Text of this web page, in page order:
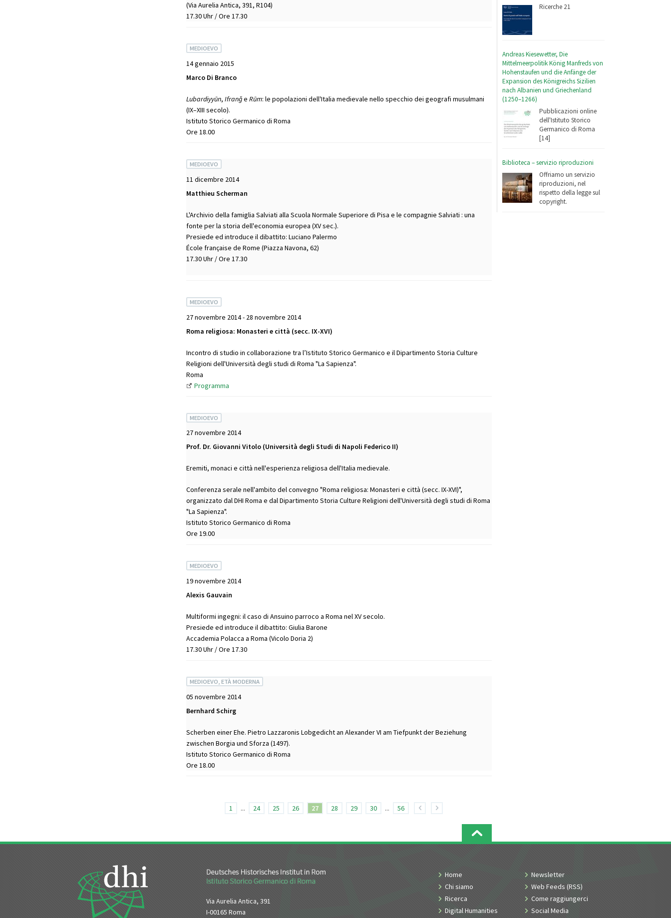
Ricerche 21
Andreas Kiesewetter, Die
Mittelmeerpolitik König Manfreds von
Hohenstaufen und die Anfänge der
Expansion des Königreichs Sizilien
nach Albanien und Griechenland
(1250–1266)
Pubblicazioni online
dell'Istituto Storico
Germanico di Roma
[14]
Biblioteca – servizio riproduzioni
Offriamo un servizio
riproduzioni, nel
rispetto della legge sul
copyright.
(Via Aurelia Antica, 391, R104)
17.30 Uhr / Ore 17.30
MEDIOEVO
14 gennaio 2015
Marco Di Branco
Lubardiyyūn, Ifranǧe Rūm: le popolazioni dell'Italia medievale nello specchio dei geografi musulmani
(IX–XIII secolo).
Istituto Storico Germanico di Roma
Ore 18.00
MEDIOEVO
11 dicembre 2014
Matthieu Scherman
L'Archivio della famiglia Salviati alla Scuola Normale Superiore di Pisa e le compagnie Salviati : una
fonte per la storia dell'economia europea (XV sec.).
Presiede ed introduce il dibattito: Luciano Palermo
École française de Rome (Piazza Navona, 62)
17.30 Uhr / Ore 17.30
MEDIOEVO
27 novembre 2014 - 28 novembre 2014
Roma religiosa: Monasteri e città (secc. IX-XVI)
Incontro di studio in collaborazione tra l’Istituto Storico Germanico e il Dipartimento Storia Culture
Religioni dell'Università degli studi di Roma "La Sapienza".
Roma
Programma
MEDIOEVO
27 novembre 2014
Prof. Dr. Giovanni Vitolo (Università degli Studi di Napoli Federico II)
Eremiti, monaci e città nell'esperienza religiosa dell'Italia medievale.
Conferenza serale nell'ambito del convegno "Roma religiosa: Monasteri e città (secc. IX-XVI)",
organizzato dal DHI Roma e dal Dipartimento Storia Culture Religioni dell'Università degli studi di Roma
"La Sapienza".
Istituto Storico Germanico di Roma
Ore 19.00
MEDIOEVO
19 novembre 2014
Alexis Gauvain
Multiformi ingegni: il caso di Ansuino parroco a Roma nel XV secolo.
Presiede ed introduce il dibattito: Giulia Barone
Accademia Polacca a Roma (Vicolo Doria 2)
17.30 Uhr / Ore 17.30
MEDIOEVO, ETÀ MODERNA
05 novembre 2014
Bernhard Schirg
Scherben einer Ehe. Pietro Lazzaronis Lobgedicht an Alexander VI am Tiefpunkt der Beziehung
zwischen Borgia und Sforza (1497).
Istituto Storico Germanico di Roma
Ore 18.00
1 ... 24 25 26 27 28 29 30 ... 56
Via Aurelia Antica, 391
I-00165 Roma
Home
Chi siamo
Ricerca
Digital Humanities
Newsletter
Web Feeds (RSS)
Come raggiungerci
Social Media